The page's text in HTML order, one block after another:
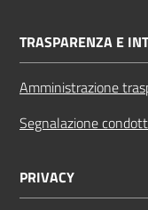
TRASPARENZA E
Amministrazione
Segnalazione
PRIVACY